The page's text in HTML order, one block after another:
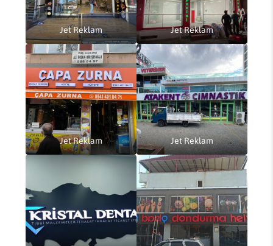
Jet Reklam Jet Reklam
Jet Reklam Jet Reklam